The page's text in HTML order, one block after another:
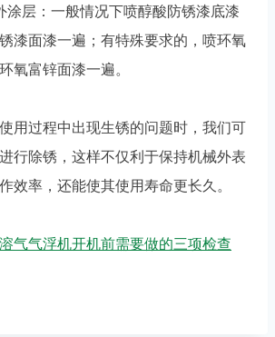
层：一般情况下喷醇酸防锈漆底漆
漆面漆一遍；有特殊要求的，喷环氧
氧富锌面漆一遍。
过程中出现生锈的问题时，我们可
行除锈，这样不仅利于保持机械外表
效率，还能使其使用寿命更长久。
溶气气浮机开机前需要做的三项检查